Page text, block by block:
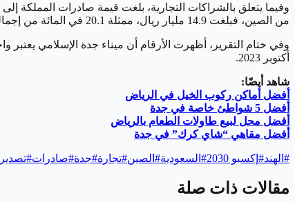
من الصين، فبلغت 14.9 مليار ريال، ممثلة 20.1 في المائة من إجمالي الواردات في نفس الشهر.
أكتوبر 2023.
شاهد أيضًا:
أفضل أماكن ركوب الخيل في الرياض
أفضل 5 شواطئ خاصة في جدة
أفضل محل لبيع طاولات الطعام بالرياض
أفضل مقاهي “شاي كرك” في جدة
# الهند# إكسبو 2030 # السعودية# الصين#تجارة#جدة#صادرات#تصدير
مقالات ذات صلة